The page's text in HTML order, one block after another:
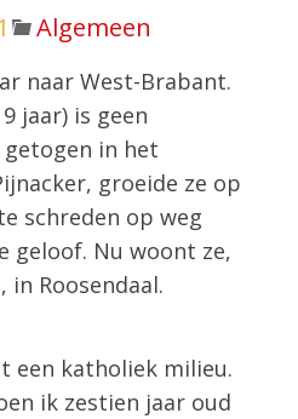
Algemeen
naar West-Brabant.
jaar) is geen
in het
groeide ze op
schreden op weg
geloof. Nu woont ze,
in Roosendaal.
een katholiek milieu.
ik zestien jaar oud